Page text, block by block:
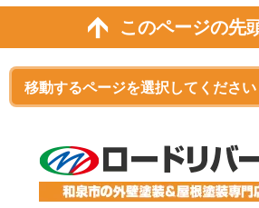
このページの先